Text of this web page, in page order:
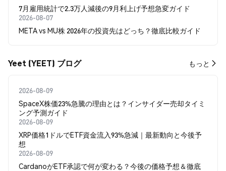
7月雇用統計で2.3万人減後の9月利上げ予想急変ガイド
2026-08-07
META vs MU株 2026年の投資先はどっち？徹底比較ガイド
Yeet (YEET) ブログ もっと
2026-08-09
SpaceX株価23%急騰の理由とは？インサイダー売却タイミ
ング予測ガイド
2026-08-09
XRP価格1ドルでETF資金流入93%急減｜最新動向と今後予
想
2026-08-09
CardanoがETF承認で何が変わる？今後の価格予想＆徹底